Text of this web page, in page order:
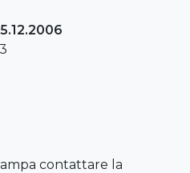
contattare la